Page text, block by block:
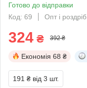
Готово до відправки
Код: 69
Опт і роздріб
324 ₴ 392 ₴
Економія 68 ₴
191 ₴ від 3 шт.